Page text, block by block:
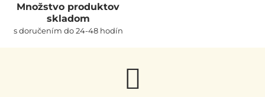
Množstvo produktov
skladom
s doručením do 24-48 hodín